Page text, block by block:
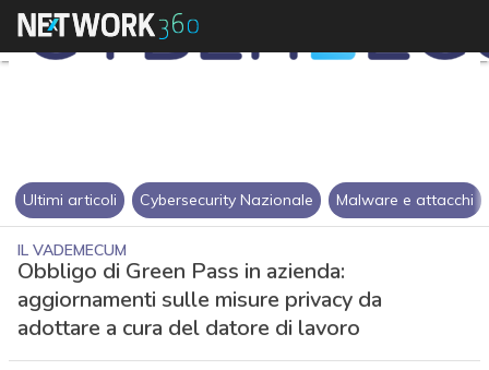
Ultimi articoli Cybersecurity Nazionale Malware e attacchi
IL VADEMECUM
Obbligo di Green Pass in azienda:
aggiornamenti sulle misure privacy da
adottare a cura del datore di lavoro